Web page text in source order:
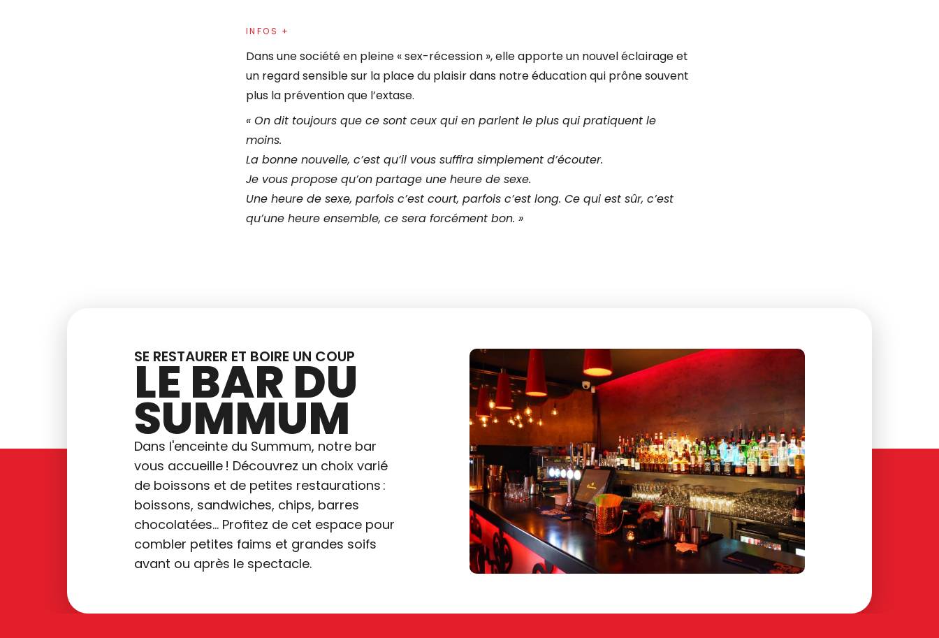
INFOS +
Dans une société en pleine « sex-récession », elle apporte un nouvel éclairage et
un regard sensible sur la place du plaisir dans notre éducation qui prône souvent
plus la prévention que l’extase.
« On dit toujours que ce sont ceux qui en parlent le plus qui pratiquent le
moins.
La bonne nouvelle, c’est qu’il vous suffira simplement d’écouter.
Je vous propose qu’on partage une heure de sexe.
Une heure de sexe, parfois c’est court, parfois c’est long. Ce qui est sûr, c’est
qu’une heure ensemble, ce sera forcément bon. »
SE RESTAURER ET BOIRE UN COUP
LE BAR DU
SUMMUM
Dans l'enceinte du Summum, notre bar
vous accueille ! Découvrez un choix varié
de boissons et de petites restaurations :
boissons, sandwiches, chips, barres
chocolatées... Profitez de cet espace pour
combler petites faims et grandes soifs
avant ou après le spectacle.